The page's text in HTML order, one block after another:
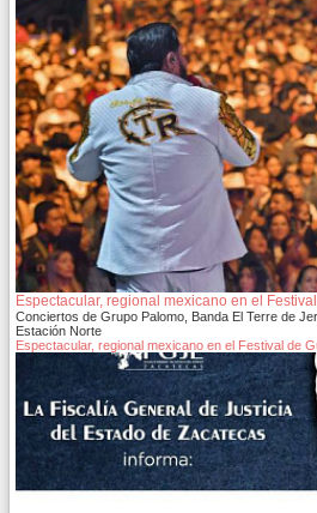
Espectacular, regional mexicano en el
Conciertos de Grupo Palomo, Banda El Terre de
Estación Norte
Espectacular, regional mexicano en el Festival de